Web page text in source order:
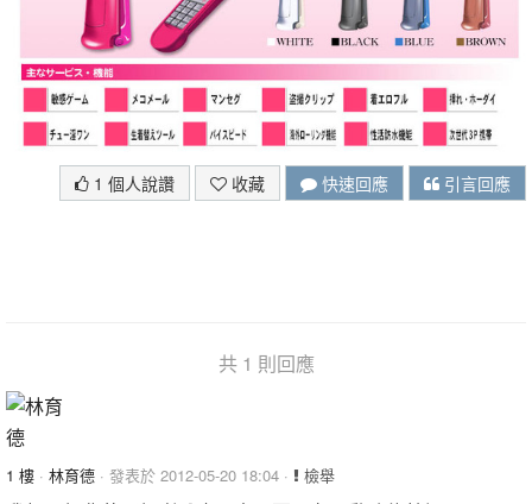
1 個人說讚 收藏 快速回應 引言回應
共 1 則回應
1 樓 · 林育德 · 發表於 2012-05-20 18:04 · 檢舉